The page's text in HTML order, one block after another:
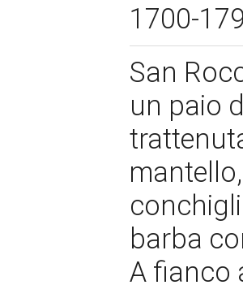
1700-
San
un paio
barba
A fianco